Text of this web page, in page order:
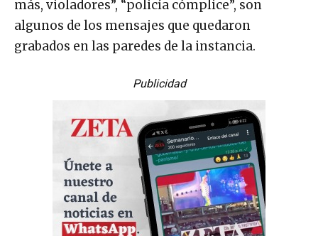
más, violadores”, “policía cómplice”, son
algunos de los mensajes que quedaron
grabados en las paredes de la instancia.
Publicidad